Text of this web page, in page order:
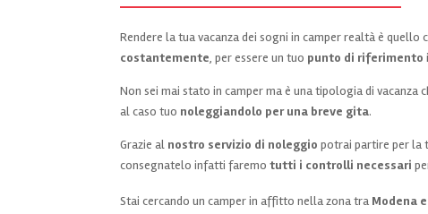
Rendere la tua vacanza dei sogni in camper realtà è quello
costantemente, per essere un tuo punto di riferimento
Non sei mai stato in camper ma è una tipologia di
al caso tuo noleggiandolo per una breve gita.
Grazie al nostro servizio di noleggio potrai partire per la
consegnatelo infatti faremotutti i controlli necessari
Stai cercando un camper in affitto nella zona tra Modena